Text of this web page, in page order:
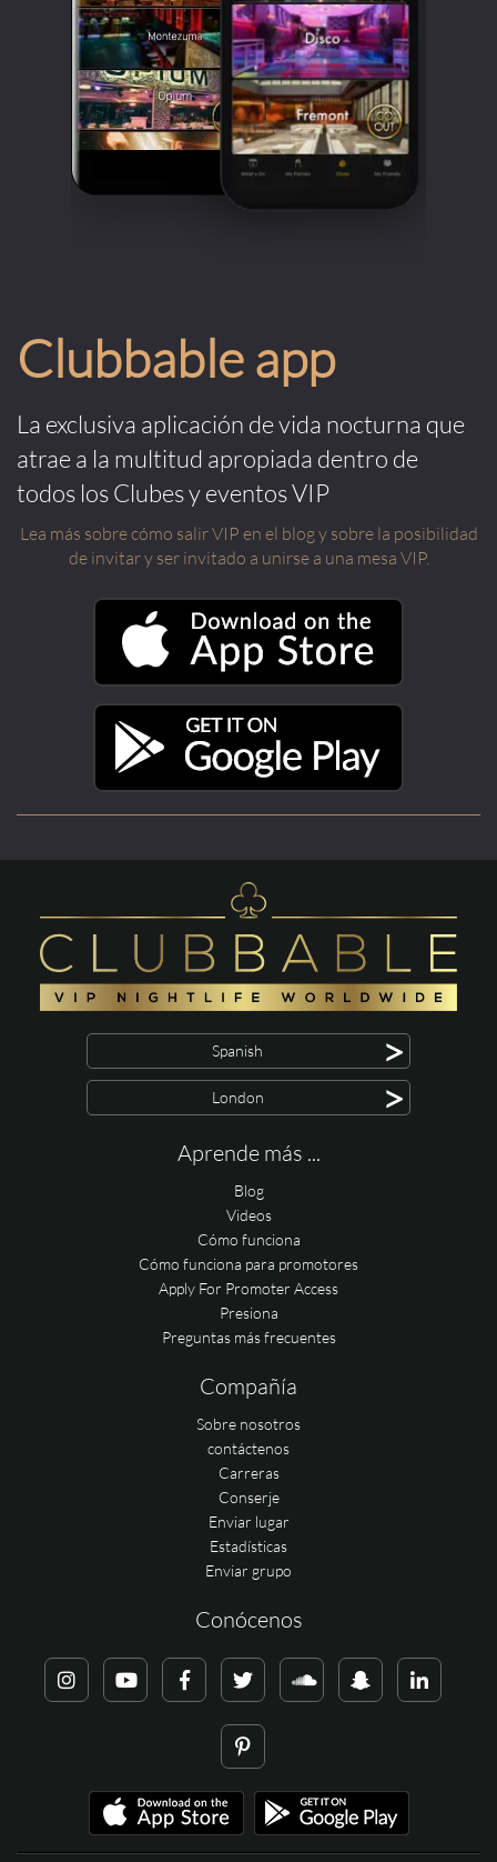
Clubbable app
La exclusiva aplicación de vida nocturna que
atrae a la multitud apropiada dentro de
todos los Clubes y eventos VIP
Lea más sobre cómo salir VIP en el blog y sobre la posibilidad
de invitar y ser invitado a unirse a una mesa VIP.
Spanish >
London >
Aprende más ...
Blog
Videos
Cómo funciona
Cómo funciona para promotores
Apply For Promoter Access
Presiona
Preguntas más frecuentes
Compañía
Sobre nosotros
contáctenos
Carreras
Conserje
Enviar lugar
Estadísticas
Enviar grupo
Conócenos